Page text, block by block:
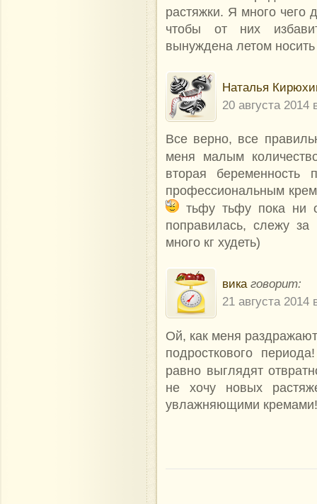
растяжки. Я много чего
чтобы от них
вынуждена летом
Наталья
20 августа 2014
Все верно, все
меня малым
вторая беременность
профессиональным
тьфу тьфу пока ни
поправилась, слежу
много кг худеть)
вика говорит:
21 августа 2014
Ой, как меня
подросткового
равно выглядят
не хочу новых
увлажняющими кремами!